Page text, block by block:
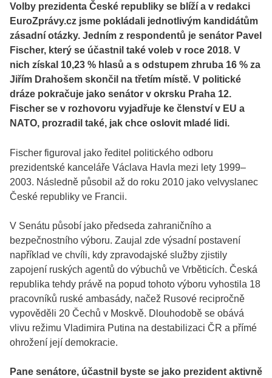
Volby prezidenta České republiky se blíží a v redakci
EuroZprávy.cz jsme pokládali jednotlivým kandidátům
zásadní otázky. Jedním z respondentů je senátor Pavel
Fischer, který se účastnil také voleb v roce 2018. V
nich získal 10,23 % hlasů a s odstupem zhruba 16 % za
Jiřím Drahošem skončil na třetím místě. V politické
dráze pokračuje jako senátor v okrsku Praha 12.
Fischer se v rozhovoru vyjadřuje ke členství v EU a
NATO, prozradil také, jak chce oslovit mladé lidi.
Fischer figuroval jako ředitel politického odboru
prezidentské kanceláře Václava Havla mezi lety 1999–
2003. Následně působil až do roku 2010 jako velvyslanec
České republiky ve Francii.
V Senátu působí jako předseda zahraničního a
bezpečnostního výboru. Zaujal zde výsadní postavení
například ve chvíli, kdy zpravodajské služby zjistily
zapojení ruských agentů do výbuchů ve Vrběticích. Česká
republika tehdy právě na popud tohoto výboru vyhostila 18
pracovníků ruské ambasády, načež Rusové recipročně
vypověděli 20 Čechů v Moskvě. Dlouhodobě se obává
vlivu režimu Vladimira Putina na destabilizaci ČR a přímé
ohrožení její demokracie.
Pane senátore, účastnil byste se jako prezident aktivně